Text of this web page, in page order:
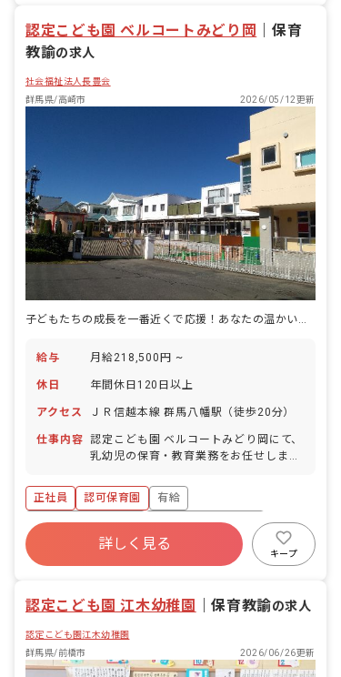
認定こども園 ベルコートみどり岡
保育
教諭の求人
社会福祉法人長豊会
群馬県/高崎市
2026/05/12更新
給与 月給218,500円 ~
休日 年間休日120日以上
アクセス ＪＲ信越本線 群馬八幡駅（徒歩20分）
仕事内容 認定こども園 ベルコートみどり岡にて、
乳幼児の保育・教育業務をお任せしま
正社員
認可保育園
有給
ボーナス・賞与あり
年間休日120日以上
寮・住宅・家賃補助あり
社会保険完備
詳しく見る
キープ
認定こども園 江木幼稚園 ｜保育教諭の求人
認定こども園江木幼稚園
群馬県/前橋市
2026/06/26更新